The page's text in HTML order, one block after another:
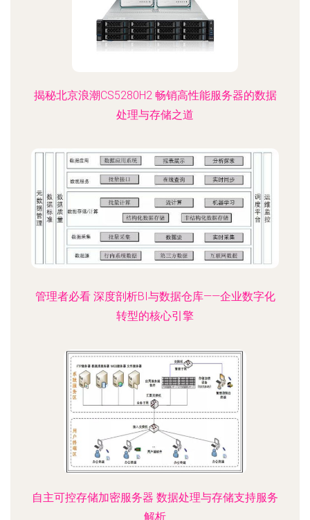
揭秘北京浪潮CS5280H2 畅销高性能服务器的数据
处理与存储之道
管理者必看 深度剖析BI与数据仓库——企业数字化
转型的核心引擎
自主可控存储加密服务器 数据处理与存储支持服务
解析